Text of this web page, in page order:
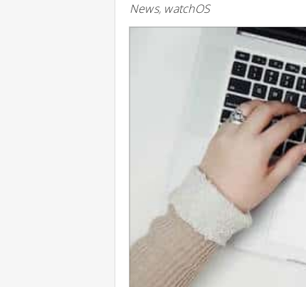
News, watchOS